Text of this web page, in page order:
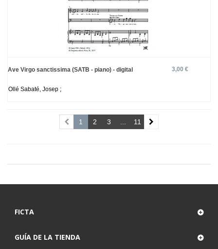
Ave Virgo sanctissima (SATB - piano) - digital 3,00 €
Ollé Sabaté, Josep ;
1 2 3 11
FICTA
GUÍA DE LA TIENDA